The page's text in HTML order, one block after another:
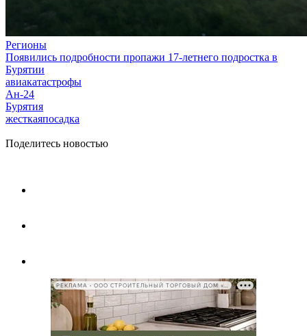
Регионы
Появились подробности пропажи 17-летнего подростка в
Бурятии
авиакатастрофы
Ан-24
Бурятия
жесткаяпосадка
Поделитесь новостью
РЕКЛАМА • ООО СТРОИТЕЛЬНЫЙ ТОРГОВЫЙ ДОМ «ПЕТРОВИЧ», ИНН 7802348846